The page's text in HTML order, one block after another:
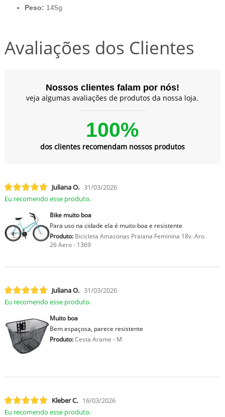
Peso: 145g
Avaliações dos Clientes
Nossos clientes falam por nós!
veja algumas avaliações de produtos da nossa loja.
100%
dos clientes recomendam nossos produtos
Juliana O. 31/03/2026
Eu recomendo esse produto.
Bike muito boa
Para uso na cidade ela é muito boa e resistente
Produto:Bicicleta Amazonas Praiana Feminina 18v. Aro
26 Aero - 1369
Juliana O. 31/03/2026
Eu recomendo esse produto.
Muito boa
Bem espaçosa, parece resistente
Produto:Cesta Arame - M
Kleber C. 16/03/2026
Eu recomendo esse produto.